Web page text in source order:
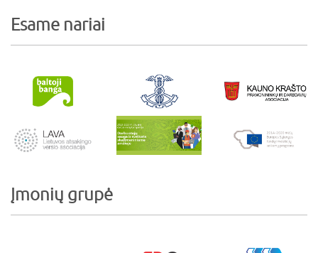
Esame nariai
Įmonių grupė